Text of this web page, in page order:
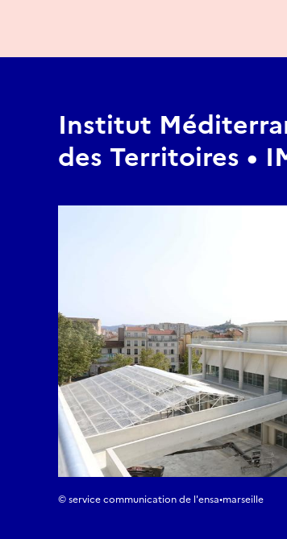
Institut
des Territoires •
© service communication de l'ensa•marseille